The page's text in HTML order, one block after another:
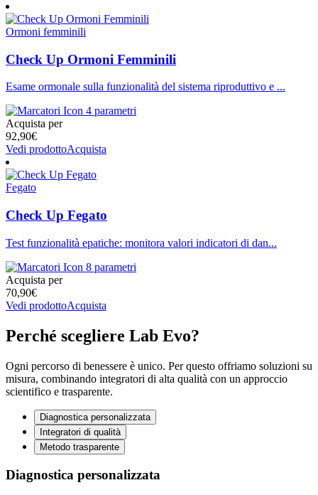
Ormoni femminili
Check Up Ormoni Femminili
Esame ormonale sulla funzionalità del sistema riproduttivo e ...
4 parametri
Acquista per
92,90€
Vedi prodottoAcquista
Fegato
Check Up Fegato
Test funzionalità epatiche: monitora valori indicatori di dan...
8 parametri
Acquista per
70,90€
Vedi prodottoAcquista
Perché scegliere Lab Evo?
Ogni percorso di benessere è unico. Per questo offriamo soluzioni su
misura, combinando integratori di alta qualità con un approccio
scientifico e trasparente.
Diagnostica personalizzata
Integratori di qualità
Metodo trasparente
Diagnostica personalizzata